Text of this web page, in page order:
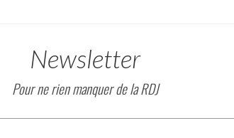
Newsletter
Pour ne rien manquer de la RDJ